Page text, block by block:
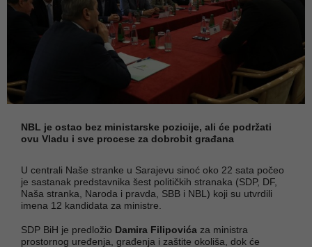
NBL je ostao bez ministarske pozicije, ali će podržati
ovu Vladu i sve procese za dobrobit građana
U centrali Naše stranke u Sarajevu sinoć oko 22 sata počeo
je sastanak predstavnika šest političkih stranaka (SDP, DF,
Naša stranka, Naroda i pravda, SBB i NBL) koji su utvrdili
imena 12 kandidata za ministre.
SDP BiH je predložio Damira Filipovića za ministra
prostornog uređenja, građenja i zaštite okoliša, dok će